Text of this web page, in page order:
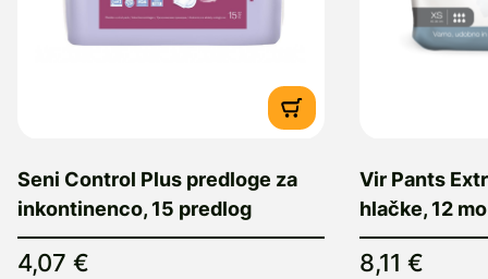
Seni Control Plus predloge za
inkontinenco, 15 predlog
4,07 €
Vir Pants
hlačke, 12
8,11 €